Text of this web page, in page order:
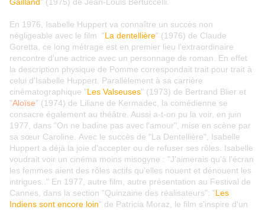
En 1976, Isabelle Huppert va connaître un succès non
négligeable avec le film "La dentellière" (1976) de Claude
Goretta, ce long métrage est en premier lieu l'extraordinaire
rencontre d'une actrice avec un personnage de roman. En effet
la description physique de Pomme correspondait trait pour trait à
celui d'Isabelle Huppert. Parallèlement à sa carrière
cinématographique "Les Valseuses" (1973) de Bertrand Blier et
"Aloïse" (1974) de Liliane de Kermadec, la comédienne se
consacre également au théâtre. Aussi a-t-on pu la voir, en juin
1977, dans "On ne badine pas avec l'amour", mise en scène par
sa sœur Caroline. Avec le succès de "La Dentellière", Isabelle
Huppert a déjà la joie d'accepter ou de refuser ses rôles. Isabelle
voudrait voir un cinéma moins misogyne : "J'aimerais qu'à l'écran
les femmes aient des rôles actifs qu'elles nouent et dénouent les
intrigues.." En 1977, autre film, autre présentation au Festival de
Cannes, dans la section "Quinzaine des réalisateurs": "Les
Indiens sont encore loin" de Patricia Moraz, le film s'inspire d'un